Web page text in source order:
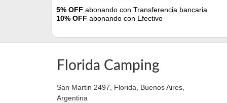
5% OFF abonando con Transferencia bancaria
10% OFF abonando con Efectivo
Florida Camping
San Martin 2497, Florida, Buenos Aires,
Argentina